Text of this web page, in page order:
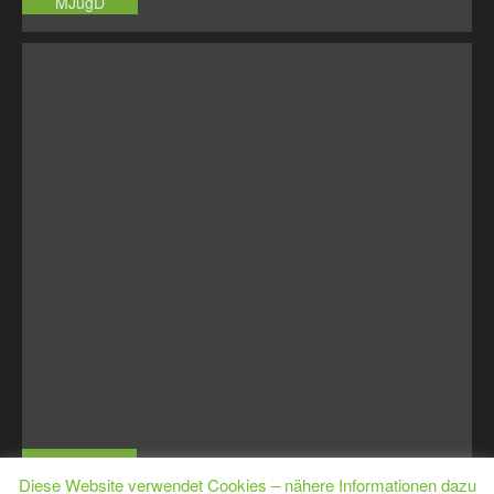
MJugE
Diese Website verwendet Cookies – nähere Informationen dazu